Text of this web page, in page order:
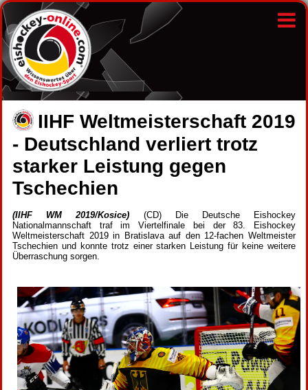
IIHF Weltmeisterschaft 2019
- Deutschland verliert trotz
starker Leistung gegen
Tschechien
(IIHF WM 2019/Kosice)
(CD) Die Deutsche Eishockey
Nationalmannschaft traf im Viertelfinale bei der 83. Eishockey
Weltmeisterschaft 2019 in Bratislava auf den 12-fachen Weltmeister
Tschechien und konnte trotz einer starken Leistung für keine weitere
Überraschung sorgen.